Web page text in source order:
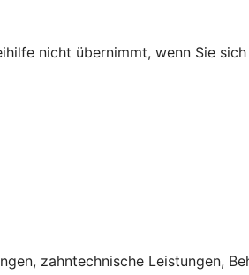
nicht übernimmt, wenn Sie
zahntechnische Leistungen,